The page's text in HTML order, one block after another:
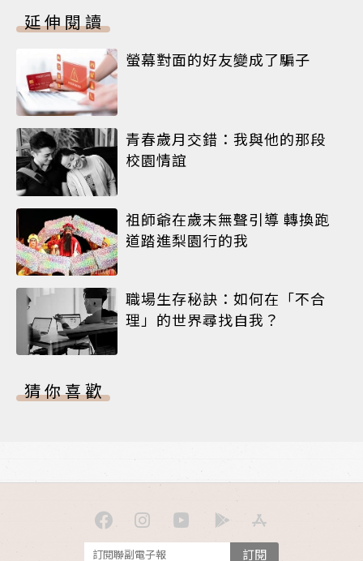
延伸閱讀
螢幕對面的好友變成了騙子
青春歲月交錯：我與他的那段
校園情誼
祖師爺在歲末無聲引導 轉換跑
道踏進梨園行的我
職場生存秘訣：如何在「不合
理」的世界尋找自我？
猜你喜歡
訂閱